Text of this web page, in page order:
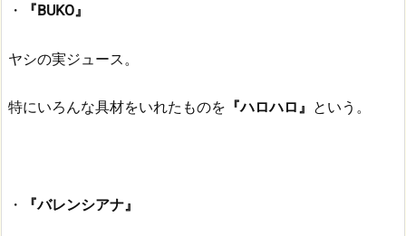
・ 『BUKO』
ヤシの実ジュース。
特にいろんな具材をいれたものを 『ハロハロ』 という。
・ 『バレンシアナ』